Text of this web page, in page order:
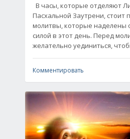
В часы, которые отделяют
Пасхальной Заутрени, стоит
молитвы, которые наделены
силой в этот день. Перед
желательно уединиться,
Комментировать